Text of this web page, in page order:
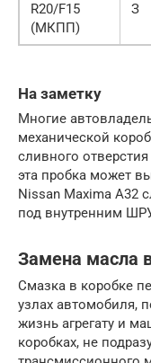
R20/F15
(МКПП)
З
На заметку
Многие
механической
сливного
эта пробка может
Nissan Maxima A32
под внутренним
Замена масла
Смазка в коробке
узлах автомобиля,
жизнь агрегату и
коробках, не